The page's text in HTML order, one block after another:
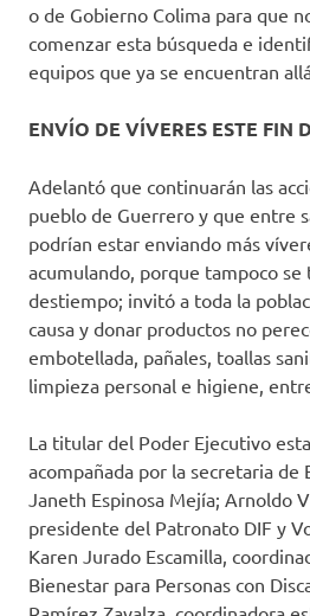
o de Gobierno Colima para que
comenzar esta búsqueda e
equipos que ya se encuentran
ENVÍO DE VÍVERES ESTE FIN
Adelantó que continuarán las
pueblo de Guerrero y que entre
podrían estar enviando más
acumulando, porque tampoco
destiempo; invitó a toda la
causa y donar productos no
embotellada, pañales, toallas
limpieza personal e higiene,
La titular del Poder Ejecutivo
acompañada por la secretaria de
Janeth Espinosa Mejía; Arnoldo
presidente del Patronato DIF y
Karen Jurado Escamilla,
Bienestar para Personas con